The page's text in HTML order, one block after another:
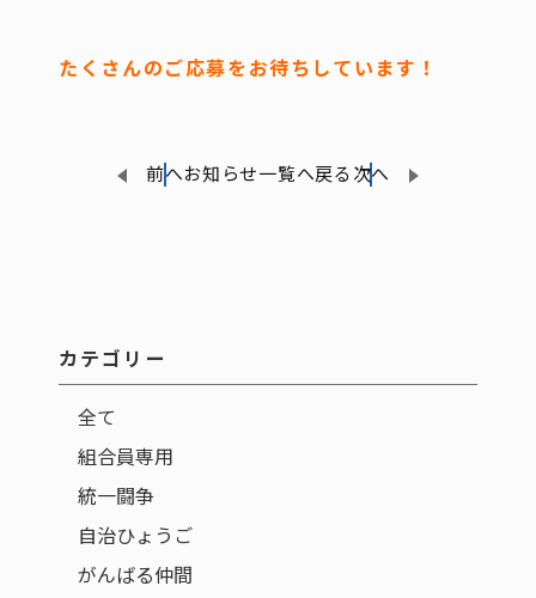
たくさんのご応募をお待ちしています！
前へお知らせ一覧へ戻る次へ
カテゴリー
全て
組合員専用
統一闘争
自治ひょうご
がんばる仲間